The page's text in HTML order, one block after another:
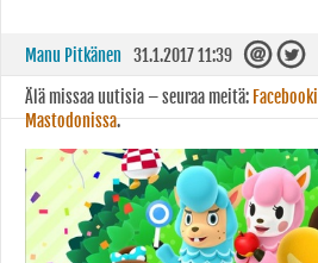
Manu Pitkänen 31.1.2017 11:39
Älä missaa uutisia – seuraa meitä:
Mastodonissa.